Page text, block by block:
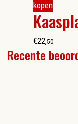
kopen
€22,50
Recente